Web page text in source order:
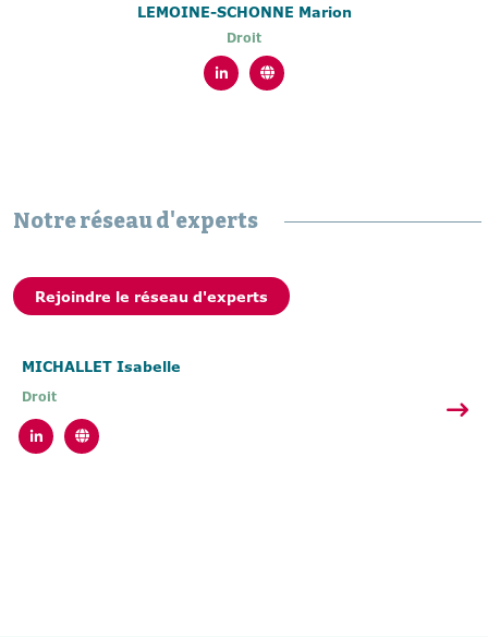
LEMOINE-SCHONNE Marion
Droit
Notre réseau d'experts
Rejoindre le réseau d'experts
MICHALLET Isabelle
Droit